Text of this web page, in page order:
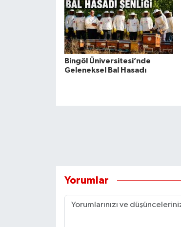
Bingöl Üniversitesi’nde
Geleneksel Bal Hasadı
Yorumlar